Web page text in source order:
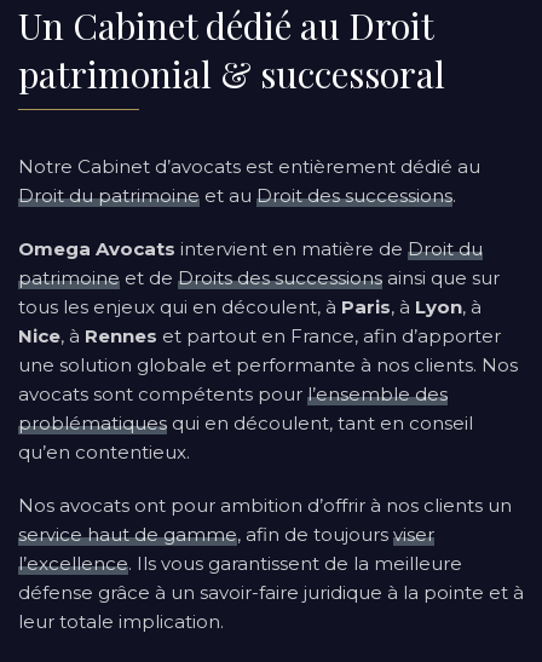
Un Cabinet dédié au Droit
patrimonial & successoral
Notre Cabinet d’avocats est entièrement dédié au
Droit du patrimoine et au Droit des successions.
Omega Avocats intervient en matière de Droit du
patrimoine et de Droits des successions ainsi que sur
tous les enjeux qui en découlent, à Paris, à Lyon, à
Nice, à Rennes et partout en France, afin d’apporter
une solution globale et performante à nos clients. Nos
avocats sont compétents pour l’ensemble des
problématiques qui en découlent, tant en conseil
qu’en contentieux.
Nos avocats ont pour ambition d’offrir à nos clients un
service haut de gamme, afin de toujours viser
l’excellence. Ils vous garantissent de la meilleure
défense grâce à un savoir-faire juridique à la pointe et à
leur totale implication.